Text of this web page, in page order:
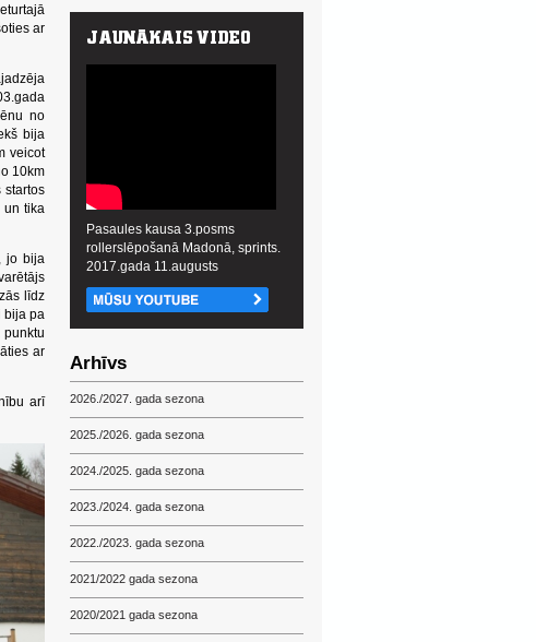
ar
no
bija
veicot
10km
startos
un tika
jo bija
līdz
bija pa
ar
arī
Pasaules kausa 3.posms
rollerslēpošanā Madonā, sprints.
2017.gada 11.augusts
Arhīvs
2026./2027. gada sezona
2025./2026. gada sezona
2024./2025. gada sezona
2023./2024. gada sezona
2022./2023. gada sezona
2021/2022 gada sezona
2020/2021 gada sezona